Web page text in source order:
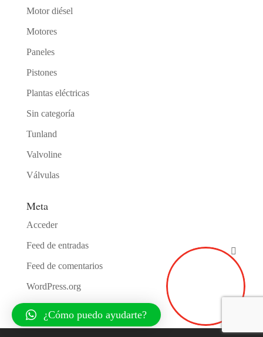
Motor diésel
Motores
Paneles
Pistones
Plantas eléctricas
Sin categoría
Tunland
Valvoline
Válvulas
Meta
Acceder
Feed de entradas
Feed de comentarios
WordPress.org
¿Cómo puedo ayudarte?